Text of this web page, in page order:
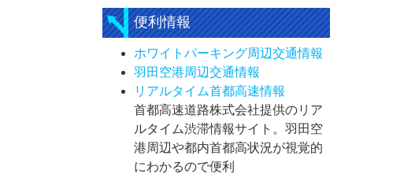
便利情報
ホワイトパーキング周辺交通情報
羽田空港周辺交通情報
リアルタイム首都高速情報
首都高速道路株式会社提供のリア
ルタイム渋滞情報サイト。羽田空
港周辺や都内首都高状況が視覚的
にわかるので便利